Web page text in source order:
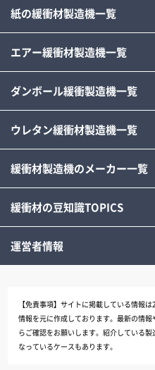
紙の緩衝材製造機一覧
エアー緩衝材製造機一覧
ダンボール緩衝製造機一覧
ウレタン緩衝材製造機一覧
緩衝材製造機のメーカー一覧
緩衝材の豆知識TOPICS
運営者情報
【免責事項】サイトに掲載している情報
情報を元に作成しております。最新の情
らご確認をお願いします。紹介している
なっているケースもあります。